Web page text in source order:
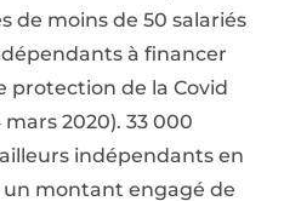
de moins de 50 salariés
à financer
protection de la Covid
2020). 33 000
indépendants en
montant engagé de